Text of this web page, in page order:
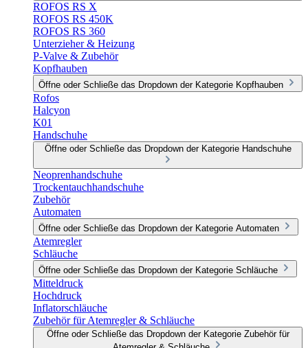
ROFOS RS X
ROFOS RS 450K
ROFOS RS 360
Unterzieher & Heizung
P-Valve & Zubehör
Kopfhauben
Öffne oder Schließe das Dropdown der Kategorie Kopfhauben
Rofos
Halcyon
K01
Handschuhe
Öffne oder Schließe das Dropdown der Kategorie Handschuhe
Neoprenhandschuhe
Trockentauchhandschuhe
Zubehör
Automaten
Öffne oder Schließe das Dropdown der Kategorie Automaten
Atemregler
Schläuche
Öffne oder Schließe das Dropdown der Kategorie Schläuche
Mitteldruck
Hochdruck
Inflatorschläuche
Zubehör für Atemregler & Schläuche
Öffne oder Schließe das Dropdown der Kategorie Zubehör für